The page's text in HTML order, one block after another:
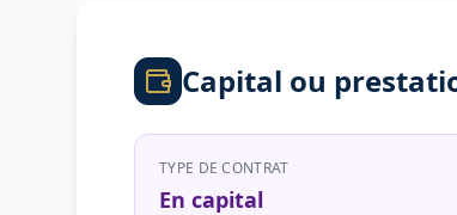
Capital ou
TYPE DE CONTRAT
En capital